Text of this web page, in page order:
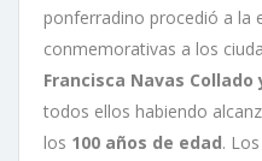
ponferradino procedió a la
conmemorativas a los
Francisca Navas
todos ellos habiendo
los 100 años de edad.